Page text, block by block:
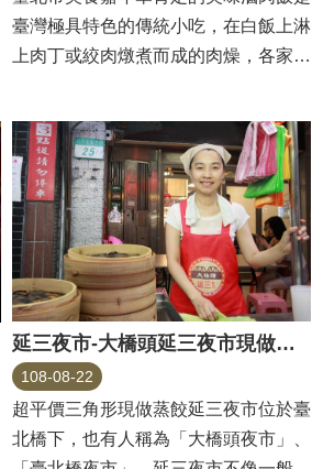
臺灣極具特色的傳統小吃，在白飯上淋
上肉丁或絞肉燉煮而成的肉燥，各家料
延三夜市-大橋頭延三夜市現做蒸餃
108-08-22
超平價三角形現做蒸餃延三夜市位於臺
北橋下，也有人稱為「大橋頭夜市」、